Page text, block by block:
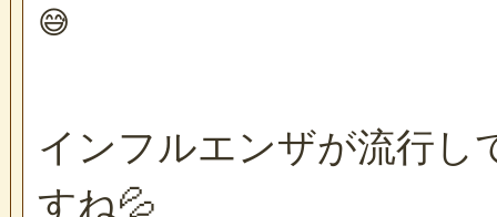
😅
インフルエンザが流行し
すね💦